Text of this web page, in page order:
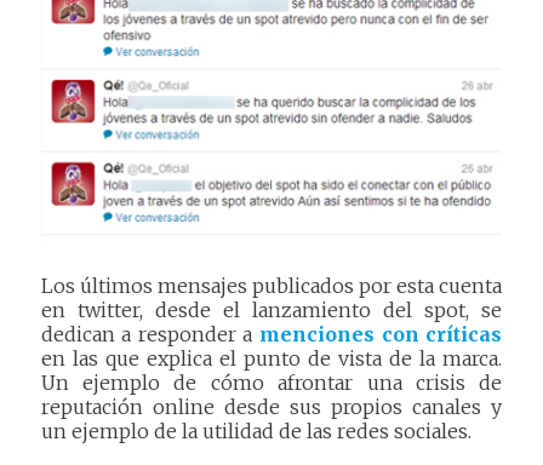
Los últimos mensajes publicados por esta cuenta
en twitter, desde el lanzamiento del spot, se
dedican a responder a menciones con críticas
en las que explica el punto de vista de la marca.
Un ejemplo de cómo afrontar una crisis de
reputación online desde sus propios canales y
un ejemplo de la utilidad de las redes sociales.